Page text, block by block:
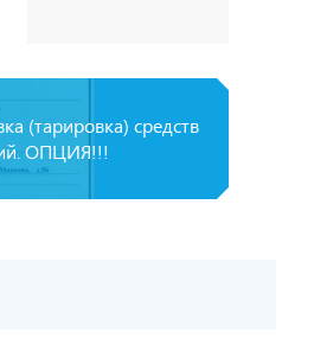
(тарировка) средств
ОПЦИЯ!!!